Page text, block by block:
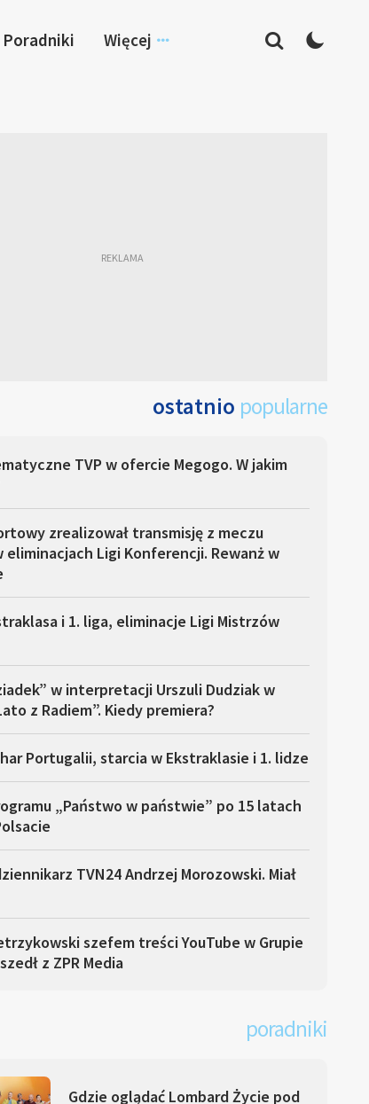
Poradniki Więcej
ostatnio popularne
TVP w ofercie Megogo. W jakim
zrealizował transmisję z meczu
eliminacjach Ligi Konferencji. Rewanż w
i 1. liga, eliminacje Ligi Mistrzów
w interpretacji Urszuli Dudziak w
z Radiem”. Kiedy premiera?
Portugalii, starcia w Ekstraklasie i 1. lidze
„Państwo w państwie” po 15 latach
TVN24 Andrzej Morozowski. Miał
szefem treści YouTube w Grupie
z ZPR Media
poradniki
Gdzie oglądać Lombard Życie pod